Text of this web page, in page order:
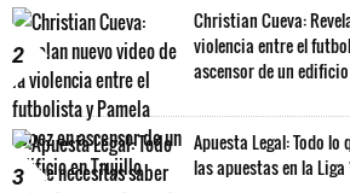
2
Christian Cueva:
violencia entre el
ascensor de un
3
Apuesta Legal: Todo
las apuestas en la Liga